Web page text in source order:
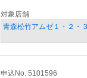
対象店舗
青森松竹アムゼ１・２・３
申込No. 5101596